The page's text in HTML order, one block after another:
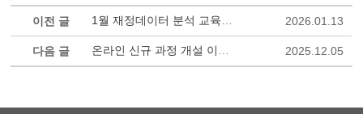
이전 글 2026.01.13
다음 글 2025.12.05